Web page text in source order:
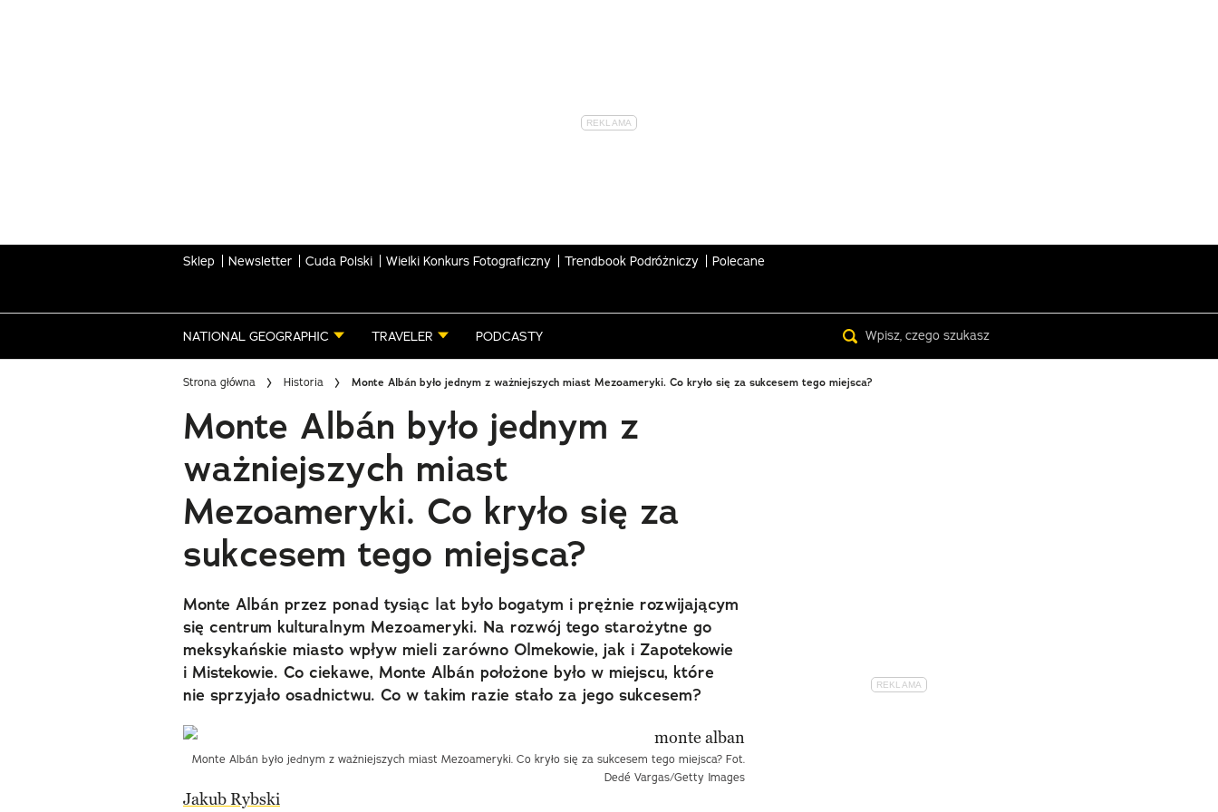
Sklep Newsletter Cuda Polski Wielki Konkurs Fotograficzny Trendbook Podróżniczy Polecane
NATIONAL GEOGRAPHIC TRAVELER PODCASTY
Strona główna Historia Monte Albán było jednym z ważniejszych miast Mezoameryki. Co kryło się za sukcesem tego miejsca?
Monte Albán było jednym z
ważniejszych miast
Mezoameryki. Co kryło się za
sukcesem tego miejsca?
Monte Albán przez ponad tysiąc lat było bogatym i prężnie rozwijającym
się centrum kulturalnym Mezoameryki. Na rozwój tego starożytne go
meksykańskie miasto wpływ mieli zarówno Olmekowie, jak i Zapotekowie
i Mistekowie. Co ciekawe, Monte Albán położone było w miejscu, które
nie sprzyjało osadnictwu. Co w takim razie stało za jego sukcesem?
Monte Albán było jednym z ważniejszych miast Mezoameryki. Co kryło się za sukcesem tego miejsca? Fot.
Dedé Vargas/Getty Images
Jakub Rybski